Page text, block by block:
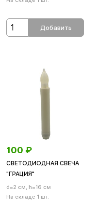
Добавить
100 ₽
СВЕТОДИОДНАЯ СВЕЧА
"ГРАЦИЯ"
d=2 см, h=16 см
На складе 1 шт.